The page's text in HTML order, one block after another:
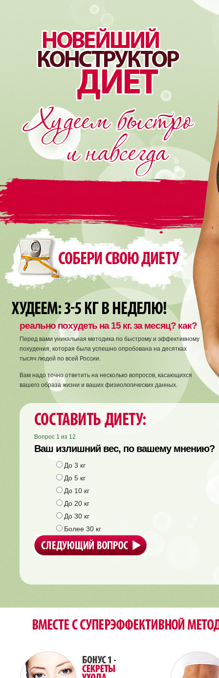
реально похудеть на 15 кг. за месяц? как?
Перед вами уникальная методика по быстрому и эффективному
похудения, которая была успешно опробована на десятках
тысяч людей по всей России.
Вам надо точно ответить на несколько вопросов, касающихся
вашего образа жизни и ваших физиологических данных.
Вопрос 1 из 12
Ваш излишний вес, по вашему мнению?
До 3 кг
До 5 кг
До 10 кг
До 20 кг
До 30 кг
Более 30 кг